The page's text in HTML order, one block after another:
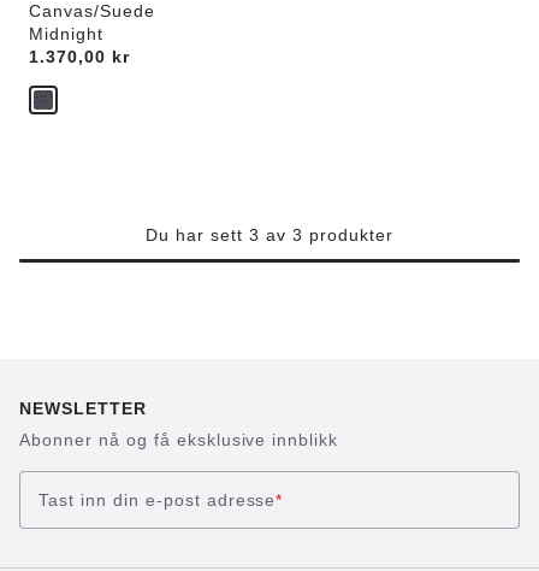
Canvas/Suede
Midnight
Price:
1.370,00 kr
Du har sett 3 av 3 produkter
NEWSLETTER
Abonner nå og få eksklusive innblikk
Tast inn din e-post adresse*